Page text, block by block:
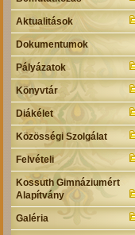
Aktualitások
Dokumentumok
Pályázatok
Könyvtár
Diákélet
Közösségi Szolgálat
Felvételi
Kossuth Gimnáziumért
Alapítvány
Galéria